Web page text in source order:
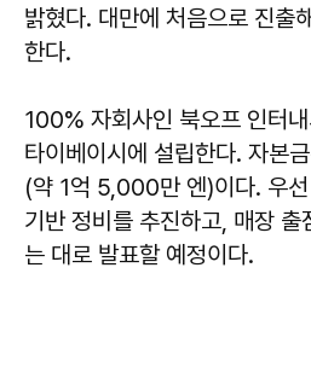
밝혔다. 대만에 처음으로 진출
한다.
100% 자회사인 북오프 인터
타이베이시에 설립한다. 자본
(약 1억 5,000만 엔)이다. 우
기반 정비를 추진하고, 매장 출
는 대로 발표할 예정이다.